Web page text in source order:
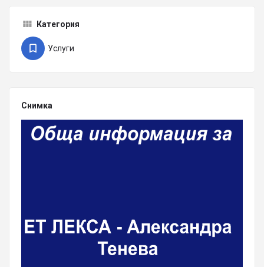
Категория
Услуги
Снимка